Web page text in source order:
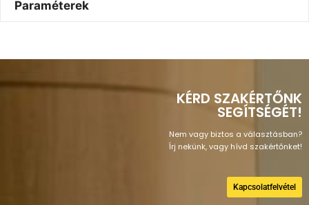
Paraméterek
KÉRD SZAKÉRTŐNK
SEGÍTSÉGÉT!
Nem vagy biztos a választásban?
Írj nekünk, vagy hívd szakértőnket!
Kapcsolatfelvétel